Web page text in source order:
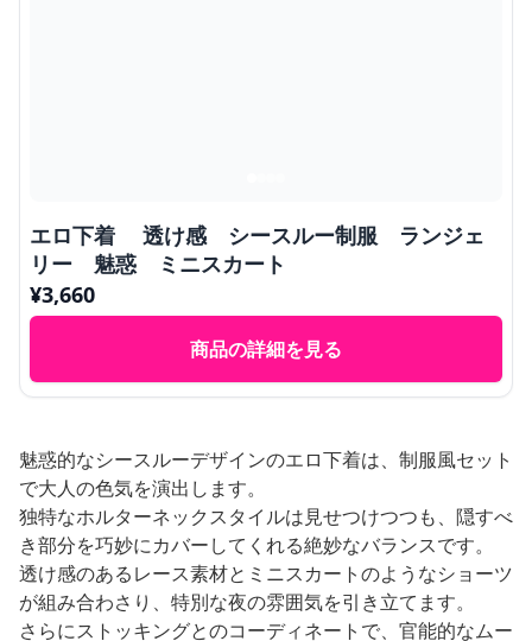
エロ下着 透け感 シースルー制服 ランジェ
リー 魅惑 ミニスカート
¥3,660
商品の詳細を見る
魅惑的なシースルーデザインのエロ下着は、制服風セット
で大人の色気を演出します。
独特なホルターネックスタイルは見せつけつつも、隠すべ
き部分を巧妙にカバーしてくれる絶妙なバランスです。
透け感のあるレース素材とミニスカートのようなショーツ
が組み合わさり、特別な夜の雰囲気を引き立てます。
さらにストッキングとのコーディネートで、官能的なムー